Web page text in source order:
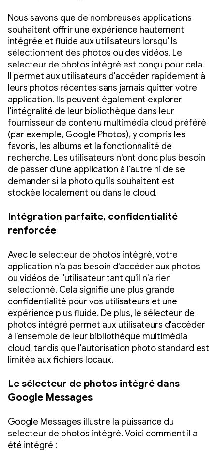
Nous savons que de nombreuses applications
souhaitent offrir une expérience hautement
intégrée et fluide aux utilisateurs lorsqu'ils
sélectionnent des photos ou des vidéos. Le
sélecteur de photos intégré est conçu pour cela.
Il permet aux utilisateurs d'accéder rapidement à
leurs photos récentes sans jamais quitter votre
application. Ils peuvent également explorer
l'intégralité de leur bibliothèque dans leur
fournisseur de contenu multimédia cloud préféré
(par exemple, Google Photos), y compris les
favoris, les albums et la fonctionnalité de
recherche. Les utilisateurs n'ont donc plus besoin
de passer d'une application à l'autre ni de se
demander si la photo qu'ils souhaitent est
stockée localement ou dans le cloud.
Intégration parfaite, confidentialité
renforcée
Avec le sélecteur de photos intégré, votre
application n'a pas besoin d'accéder aux photos
ou vidéos de l'utilisateur tant qu'il n'a rien
sélectionné. Cela signifie une plus grande
confidentialité pour vos utilisateurs et une
expérience plus fluide. De plus, le sélecteur de
photos intégré permet aux utilisateurs d'accéder
à l'ensemble de leur bibliothèque multimédia
cloud, tandis que l'autorisation photo standard est
limitée aux fichiers locaux.
Le sélecteur de photos intégré dans
Google Messages
Google Messages illustre la puissance du
sélecteur de photos intégré. Voici comment il a
été intégré :